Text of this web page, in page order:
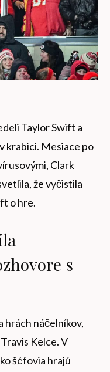
Taylor Swift a
krabici. Mesiace po
Clark
že vyčistila
o hre.
s
náčelníkov,
Kelce. V
šéfovia hrajú